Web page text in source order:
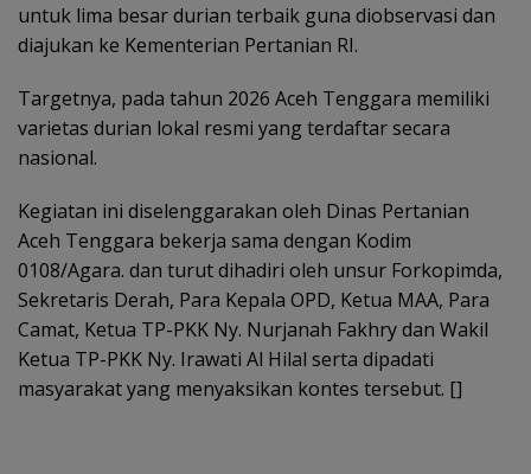
untuk lima besar durian terbaik guna diobservasi dan
diajukan ke Kementerian Pertanian RI.
Targetnya, pada tahun 2026 Aceh Tenggara memiliki
varietas durian lokal resmi yang terdaftar secara
nasional.
Kegiatan ini diselenggarakan oleh Dinas Pertanian
Aceh Tenggara bekerja sama dengan Kodim
0108/Agara. dan turut dihadiri oleh unsur Forkopimda,
Sekretaris Derah, Para Kepala OPD, Ketua MAA, Para
Camat, Ketua TP-PKK Ny. Nurjanah Fakhry dan Wakil
Ketua TP-PKK Ny. Irawati Al Hilal serta dipadati
masyarakat yang menyaksikan kontes tersebut. []